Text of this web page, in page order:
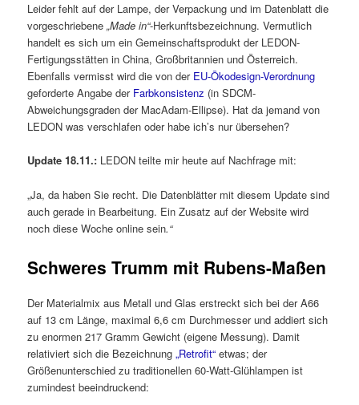
Leider fehlt auf der Lampe, der Verpackung und im Datenblatt die
vorgeschriebene„Made in“-Herkunftsbezeichnung. Vermutlich
handelt es sich um ein Gemeinschaftsprodukt der LEDON-
Fertigungsstätten in China, Großbritannien und Österreich.
Ebenfalls vermisst wird die von der EU-Ökodesign-Verordnung
geforderte Angabe der Farbkonsistenz (in SDCM-
Abweichungsgraden der MacAdam-Ellipse). Hat da jemand von
LEDON was verschlafen oder habe ich’s nur übersehen?
Update 18.11.: LEDON teilte mir heute auf Nachfrage mit:
„Ja, da haben Sie recht. Die Datenblätter mit diesem Update sind
auch gerade in Bearbeitung. Ein Zusatz auf der Website wird
noch diese Woche online sein.“
Schweres Trumm mit Rubens-Maßen
Der Materialmix aus Metall und Glas erstreckt sich bei der A66
auf 13 cm Länge, maximal 6,6 cm Durchmesser und addiert sich
zu enormen 217 Gramm Gewicht (eigene Messung). Damit
relativiert sich die Bezeichnung„Retrofit“ etwas; der
Größenunterschied zu traditionellen 60-Watt-Glühlampen ist
zumindest beeindruckend: